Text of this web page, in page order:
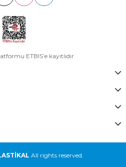
ETBIS’e kayıtlıdır
All rights reserved.